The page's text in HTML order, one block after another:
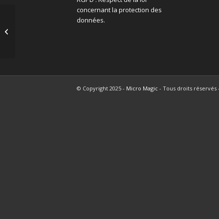
concernant la protection des
données.
© Copyright 2025 - Micro Magic - Tous droits réservés